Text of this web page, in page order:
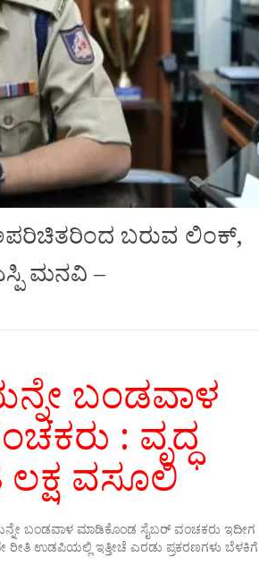
ಬರುವ ಲಿಂಕ್‌,
ಮನವಿ –
ಬಂಡವಾಳ
: ವೃದ್ಧ
ವಸೂಲಿ
ಬಂಡವಾಳ ಮಾಡಿಕೊಂಡ ಸೈಬರ್ ವಂಚಕರು ಇದೀಗ
ರೀತಿ ಉಡಪಿಯಲ್ಲಿ ಇತ್ತೀಚೆ ಎರಡು ಪ್ರಕರಣಗಳು ಬೆಳಕಿಗೆ